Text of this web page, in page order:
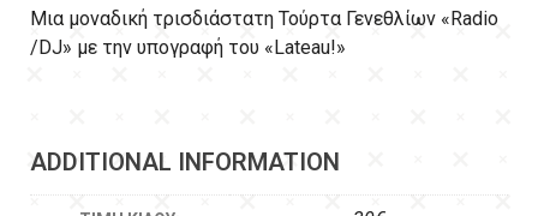
Μια μοναδική τρισδιάστατη Τούρτα Γενεθλίων «Radio
/DJ» με την υπογραφή του «Lateau!»
ADDITIONAL INFORMATION